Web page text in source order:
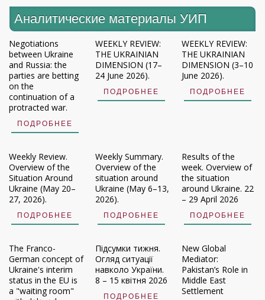
Аналитические материалы УИП
Negotiations
between Ukraine
and Russia: the
parties are betting
on the
continuation of a
protracted war.
ПОДРОБНЕЕ
WEEKLY REVIEW:
THE UKRAINIAN
DIMENSION (17–
24 June 2026).
ПОДРОБНЕЕ
WEEKLY REVIEW:
THE UKRAINIAN
DIMENSION (3–10
June 2026).
ПОДРОБНЕЕ
Weekly Review.
Overview of the
Situation Around
Ukraine (May 20–
27, 2026).
ПОДРОБНЕЕ
Weekly Summary.
Overview of the
situation around
Ukraine (May 6–13,
2026).
ПОДРОБНЕЕ
Results of the
week. Overview of
the situation
around Ukraine. 22
– 29 April 2026
ПОДРОБНЕЕ
The Franco-
German concept of
Ukraine's interim
status in the EU is
a "waiting room"
Підсумки тижня.
Огляд ситуації
навколо України.
8 – 15 квітня 2026
ПОДРОБНЕЕ
New Global
Mediator:
Pakistan’s Role in
Middle East
Settlement